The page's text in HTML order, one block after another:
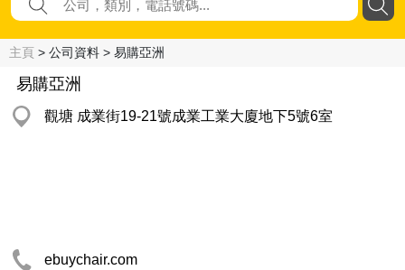
主頁 > 公司資料 > 易購亞洲
易購亞洲
觀塘 成業街19-21號成業工業大廈地下5號6室
ebuychair.com